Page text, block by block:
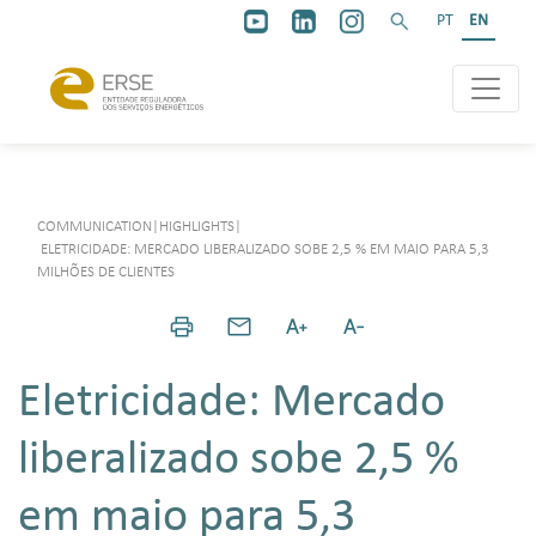
PT EN
COMMUNICATION HIGHLIGHTS
ELETRICIDADE: MERCADO LIBERALIZADO SOBE 2,5 % EM MAIO PARA 5,3
MILHÕES DE CLIENTES
Eletricidade: Mercado
liberalizado sobe 2,5 %
em maio para 5,3